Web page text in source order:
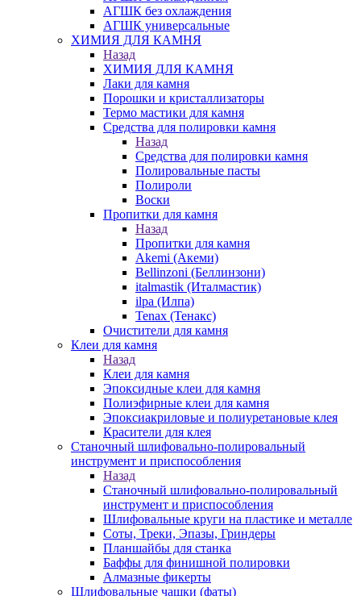
АГШК без охлаждения
АГШК универсальные
ХИМИЯ ДЛЯ КАМНЯ
Назад
ХИМИЯ ДЛЯ КАМНЯ
Лаки для камня
Порошки и кристаллизаторы
Термо мастики для камня
Средства для полировки камня
Назад
Средства для полировки камня
Полировальные пасты
Полироли
Воски
Пропитки для камня
Назад
Пропитки для камня
Akemi (Акеми)
Bellinzoni (Беллинзони)
italmastik (Италмастик)
ilpa (Илпа)
Tenax (Тенакс)
Очистители для камня
Клеи для камня
Назад
Клеи для камня
Эпоксидные клеи для камня
Полиэфирные клеи для камня
Эпоксиакриловые и полиуретановые клея
Красители для клея
Станочный шлифовально-полировальный
инструмент и приспособления
Назад
Станочный шлифовально-полировальный
инструмент и приспособления
Шлифовальные круги на пластике и металле
Соты, Треки, Эпазы, Гриндеры
Планшайбы для станка
Баффы для финишной полировки
Алмазные фикерты
Шлифовальные чашки (фаты)